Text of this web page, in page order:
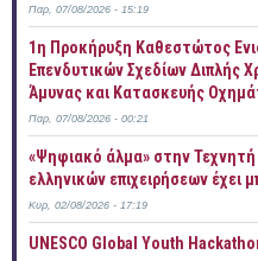
Παρ, 07/08/2026 - 15:19
1η Προκήρυξη Καθεστώτος
Επενδυτικών Σχεδίων Διπλής
Άμυνας και Κατασκευής
Παρ, 07/08/2026 - 00:21
«Ψηφιακό άλμα» στην
ελληνικών επιχειρήσεων έχει
Κυρ, 02/08/2026 - 17:19
UNESCO Global Youth